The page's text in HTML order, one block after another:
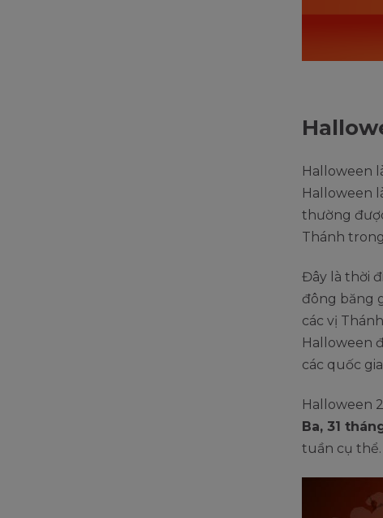
Halloween
Halloween
thường
Thánh
Đây là thời
đông băng
các vị
Halloween
các quốc
Halloween
Ba, 31
tuần cụ thể.